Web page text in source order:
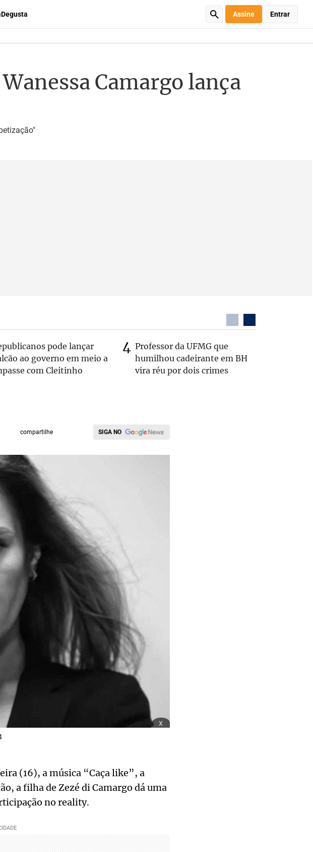
Degusta Assine Entrar
Camargo lança
pode lançar
ao governo em meio a
com Cleitinho
Professor da UFMG que
humilhou cadeirante em BH
vira réu por dois crimes
compartilhe SIGA NO
x
(16), a música “Caça like”, a
a filha de Zezé di Camargo dá uma
no reality.